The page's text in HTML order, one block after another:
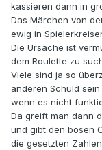
kassieren dann in
Das Märchen von
ewig in
Die Ursache ist
dem Roulette zu
Viele sind ja so
anderen Schuld
wenn es nicht
Da greift man dann
und gibt den bösen
die gesetzten